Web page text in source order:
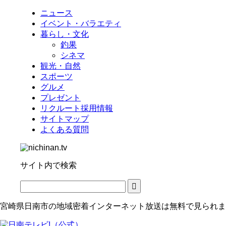
ニュース
イベント・バラエティ
暮らし・文化
釣果
シネマ
観光・自然
スポーツ
グルメ
プレゼント
リクルート採用情報
サイトマップ
よくある質問
サイト内で検索
宮崎県日南市の地域密着インターネット放送は無料で見られ